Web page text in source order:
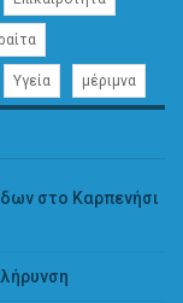
Υγεία μέριμνα
στο Καρπενήσι